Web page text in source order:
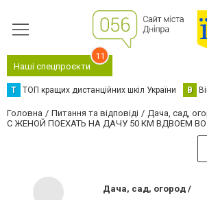
Наші спецпроєкти
11
Т ТОП кращих дистанційних шкіл України В
Головна Питання та відповіді Дача, сад,
С ЖЕНОЙ ПОЕХАТЬ НА ДАЧУ 50 КМ ВДВОЕМ
Дача, сад, огород /